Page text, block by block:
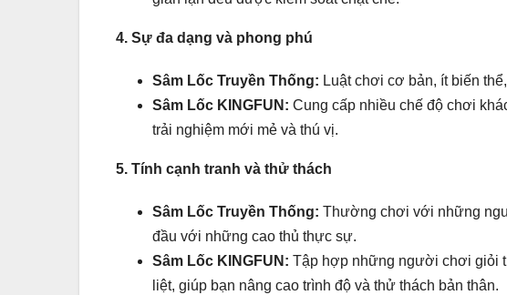
4. Sự đa dạng và phong phú
Sâm Lốc Truyền Thống: Luật chơi cơ bản, ít biến
Sâm Lốc KINGFUN: Cung cấp nhiều chế độ chơi
trải nghiệm mới mẻ và thú vị.
5. Tính cạnh tranh và thử thách
Sâm Lốc Truyền Thống: Thường chơi với những
đầu với những cao thủ thực sự.
Sâm Lốc KINGFUN: Tập hợp những người chơi giỏi
liệt, giúp bạn nâng cao trình độ và thử thách bản thân.